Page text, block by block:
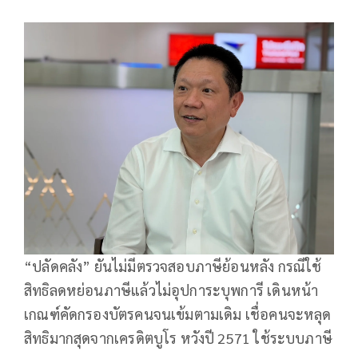
“ปลัดคลัง” ยันไม่มีตรวจสอบภาษีย้อนหลัง กรณีใช้
สิทธิลดหย่อนภาษีแล้วไม่อุปการะบุพการี เดินหน้า
เกณฑ์คัดกรองบัตรคนจนเข้มตามเดิม เชื่อคนจะหลุด
สิทธิมากสุดจากเครดิตบูโร หวังปี 2571 ใช้ระบบภาษี